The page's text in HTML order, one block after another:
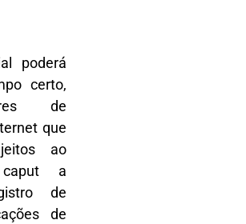
poderá
certo,
de
que
ao
a
de
de